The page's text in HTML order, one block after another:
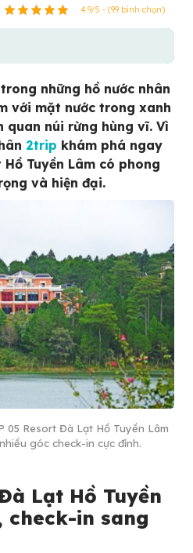
4.9/5 - (99 bình chọn)
những hồ nước nhân
với mặt nước trong xanh
núi rừng hùng vĩ. Vì
2trip khám phá ngay
Tuyền Lâm có phong
và hiện đại.
05 Resort Đà Lạt Hồ Tuyền Lâm
góc check-in cực đỉnh.
Lạt Hồ Tuyền
check-in sang